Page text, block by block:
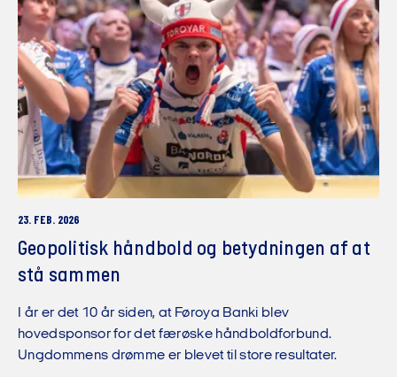
23. FEB. 2026
Geopolitisk håndbold og betydningen af at
stå sammen
I år er det 10 år siden, at Føroya Banki blev
hovedsponsor for det færøske håndboldforbund.
Ungdommens drømme er blevet til store resultater.